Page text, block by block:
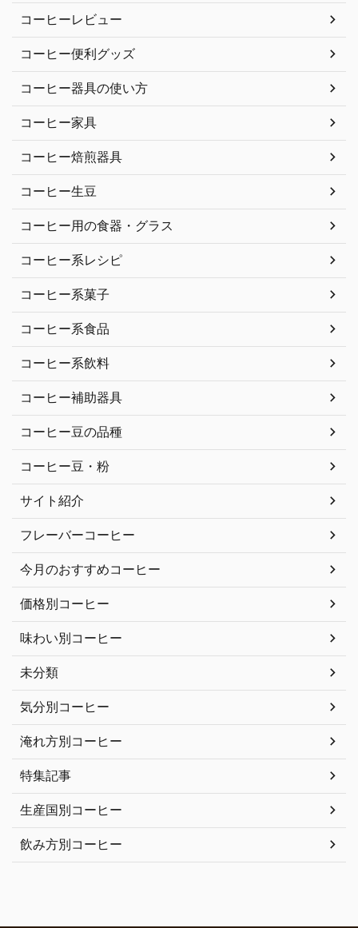
コーヒーレビュー
コーヒー便利グッズ
コーヒー器具の使い方
コーヒー家具
コーヒー焙煎器具
コーヒー生豆
コーヒー用の食器・グラス
コーヒー系レシピ
コーヒー系菓子
コーヒー系食品
コーヒー系飲料
コーヒー補助器具
コーヒー豆の品種
コーヒー豆・粉
サイト紹介
フレーバーコーヒー
今月のおすすめコーヒー
価格別コーヒー
味わい別コーヒー
未分類
気分別コーヒー
淹れ方別コーヒー
特集記事
生産国別コーヒー
飲み方別コーヒー